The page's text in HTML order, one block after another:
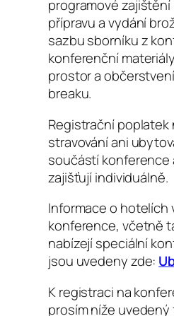
programové
přípravu a vydání
sazbu sborníku z
konferenční
prostor a
breaku.
Registrační poplatek
stravování ani
součástí konference
zajišťují individuálně.
Informace o hotelích
konference, včetně
nabízejí speciální
jsou uvedeny zde:
K registraci na
prosím níže uvedený